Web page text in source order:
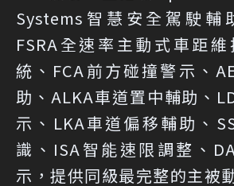
Systems智慧安全駕駛輔
FSRA全速率主動式車距
統、FCA前方碰撞警示、
助、ALKA車道置中輔助、
示、LKA車道偏移輔助、
識、ISA智能速限調整、
示，提供同級最完整的主被